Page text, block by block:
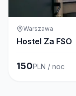
Warszawa
Hostel Za FSO
150PLN / noc